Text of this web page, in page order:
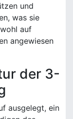
und
was sie
auf
angewiesen
der 3-
ausgelegt, ein